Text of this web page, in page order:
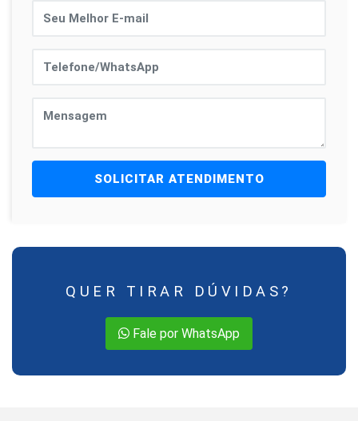
SOLICITAR ATENDIMENTO
QUER TIRAR DÚVIDAS?
Fale por WhatsApp